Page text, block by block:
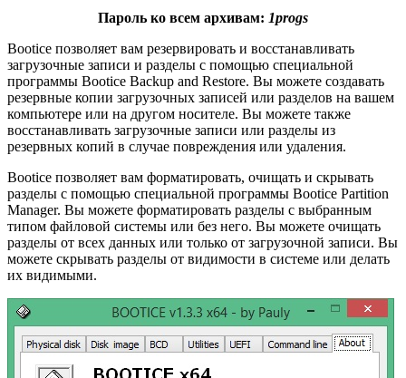
Пароль ко всем архивам: 1progs
Bootice позволяет вам резервировать и восстанавливать
загрузочные записи и разделы с помощью специальной
программы Bootice Backup and Restore. Вы можете создавать
резервные копии загрузочных записей или разделов на вашем
компьютере или на другом носителе. Вы можете также
восстанавливать загрузочные записи или разделы из
резервных копий в случае повреждения или удаления.
Bootice позволяет вам форматировать, очищать и скрывать
разделы с помощью специальной программы Bootice Partition
Manager. Вы можете форматировать разделы с выбранным
типом файловой системы или без него. Вы можете очищать
разделы от всех данных или только от загрузочной записи. Вы
можете скрывать разделы от видимости в системе или делать
их видимыми.